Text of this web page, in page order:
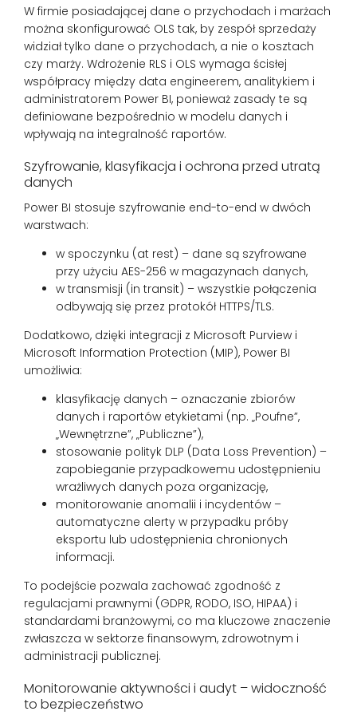
W firmie posiadającej dane o przychodach i marżach
można skonfigurować OLS tak, by zespół sprzedaży
widział tylko dane o przychodach, a nie o kosztach
czy marży. Wdrożenie RLS i OLS wymaga ścisłej
współpracy między data engineerem, analitykiem i
administratorem Power BI, ponieważ zasady te są
definiowane bezpośrednio w modelu danych i
wpływają na integralność raportów.
Szyfrowanie, klasyfikacja i ochrona przed utratą
danych
Power BI stosuje szyfrowanie end-to-end w dwóch
warstwach:
w spoczynku (at rest) – dane są szyfrowane
przy użyciu AES-256 w magazynach danych,
w transmisji (in transit) – wszystkie połączenia
odbywają się przez protokół HTTPS/TLS.
Dodatkowo, dzięki integracji z Microsoft Purview i
Microsoft Information Protection (MIP), Power BI
umożliwia:
klasyfikację danych – oznaczanie zbiorów
danych i raportów etykietami (np. „Poufne”,
„Wewnętrzne”, „Publiczne”),
stosowanie polityk DLP (Data Loss Prevention) –
zapobieganie przypadkowemu udostępnieniu
wrażliwych danych poza organizację,
monitorowanie anomalii i incydentów –
automatyczne alerty w przypadku próby
eksportu lub udostępnienia chronionych
informacji.
To podejście pozwala zachować zgodność z
regulacjami prawnymi (GDPR, RODO, ISO, HIPAA) i
standardami branżowymi, co ma kluczowe znaczenie
zwłaszcza w sektorze finansowym, zdrowotnym i
administracji publicznej.
Monitorowanie aktywności i audyt – widoczność
to bezpieczeństwo